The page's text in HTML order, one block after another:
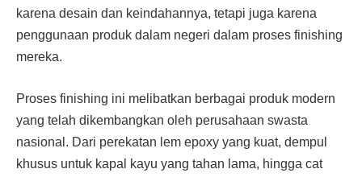
karena desain dan keindahannya, tetapi juga karena
penggunaan produk dalam negeri dalam proses finishing
mereka.
Proses finishing ini melibatkan berbagai produk modern
yang telah dikembangkan oleh perusahaan swasta
nasional. Dari perekatan lem epoxy yang kuat, dempul
khusus untuk kapal kayu yang tahan lama, hingga cat